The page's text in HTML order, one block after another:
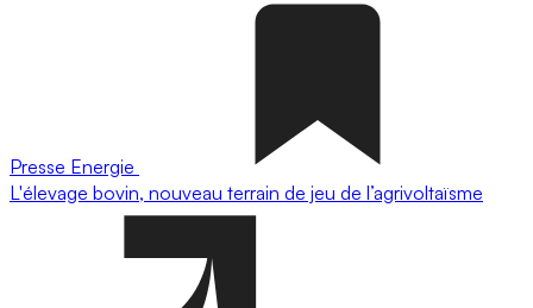
Presse Energie
L'élevage bovin, nouveau terrain de jeu de l’agrivoltaïsme